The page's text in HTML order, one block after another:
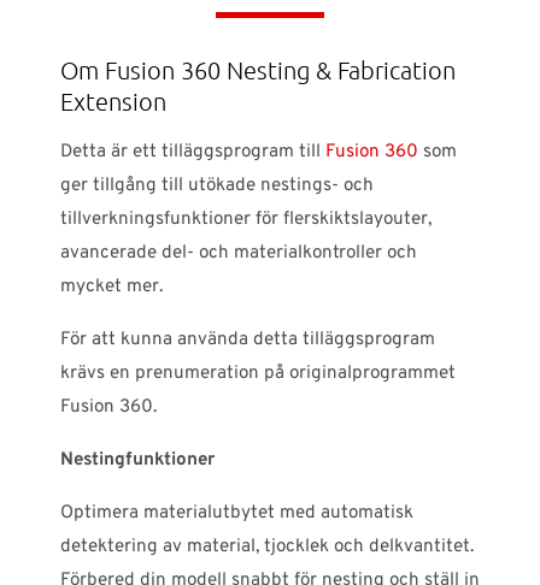
Om Fusion 360 Nesting & Fabrication
Extension
Detta är ett tilläggsprogram till Fusion 360 som
ger tillgång till utökade nestings- och
tillverkningsfunktioner för flerskiktslayouter,
avancerade del- och materialkontroller och
mycket mer.
För att kunna använda detta tilläggsprogram
krävs en prenumeration på originalprogrammet
Fusion 360.
Nestingfunktioner
Optimera materialutbytet med automatisk
detektering av material, tjocklek och delkvantitet.